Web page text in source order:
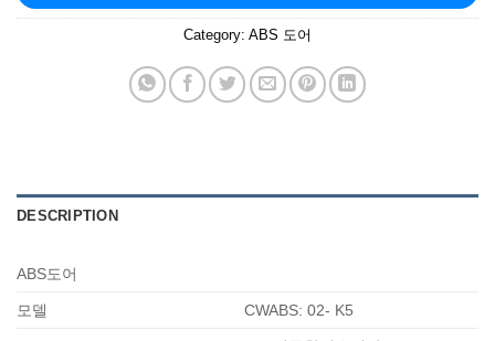
Category: ABS 도어
DESCRIPTION
ABS도어
모델 CWABS: 02- K5